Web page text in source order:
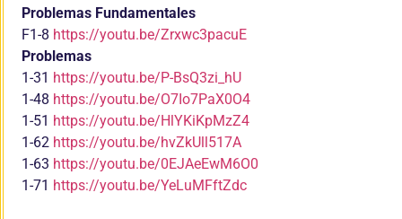
Problemas Fundamentales
F1-8 https://youtu.be/Zrxwc3pacuE
Problemas
1-31 https://youtu.be/P-BsQ3zi_hU
1-48 https://youtu.be/O7Io7PaX0O4
1-51 https://youtu.be/HlYKiKpMzZ4
1-62 https://youtu.be/hvZkUll517A
1-63 https://youtu.be/0EJAeEwM6O0
1-71 https://youtu.be/YeLuMFftZdc